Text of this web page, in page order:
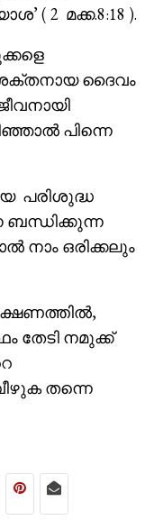
( 2 മക്ക.8:18 ).
ദൈവം
പിന്നെ
പരിശുദ്ധ
നാം ഒരിക്കലും
തേടി നമുക്ക്
തന്നെ